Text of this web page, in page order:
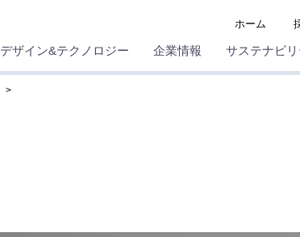
ホーム
デザイン&テクノロジー 企業情報 サステナビリ